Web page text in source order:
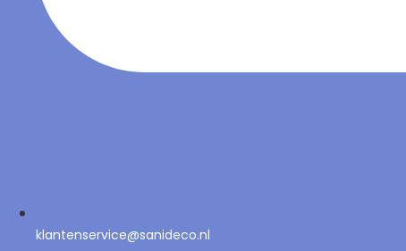
klantenservice@sanideco.nl